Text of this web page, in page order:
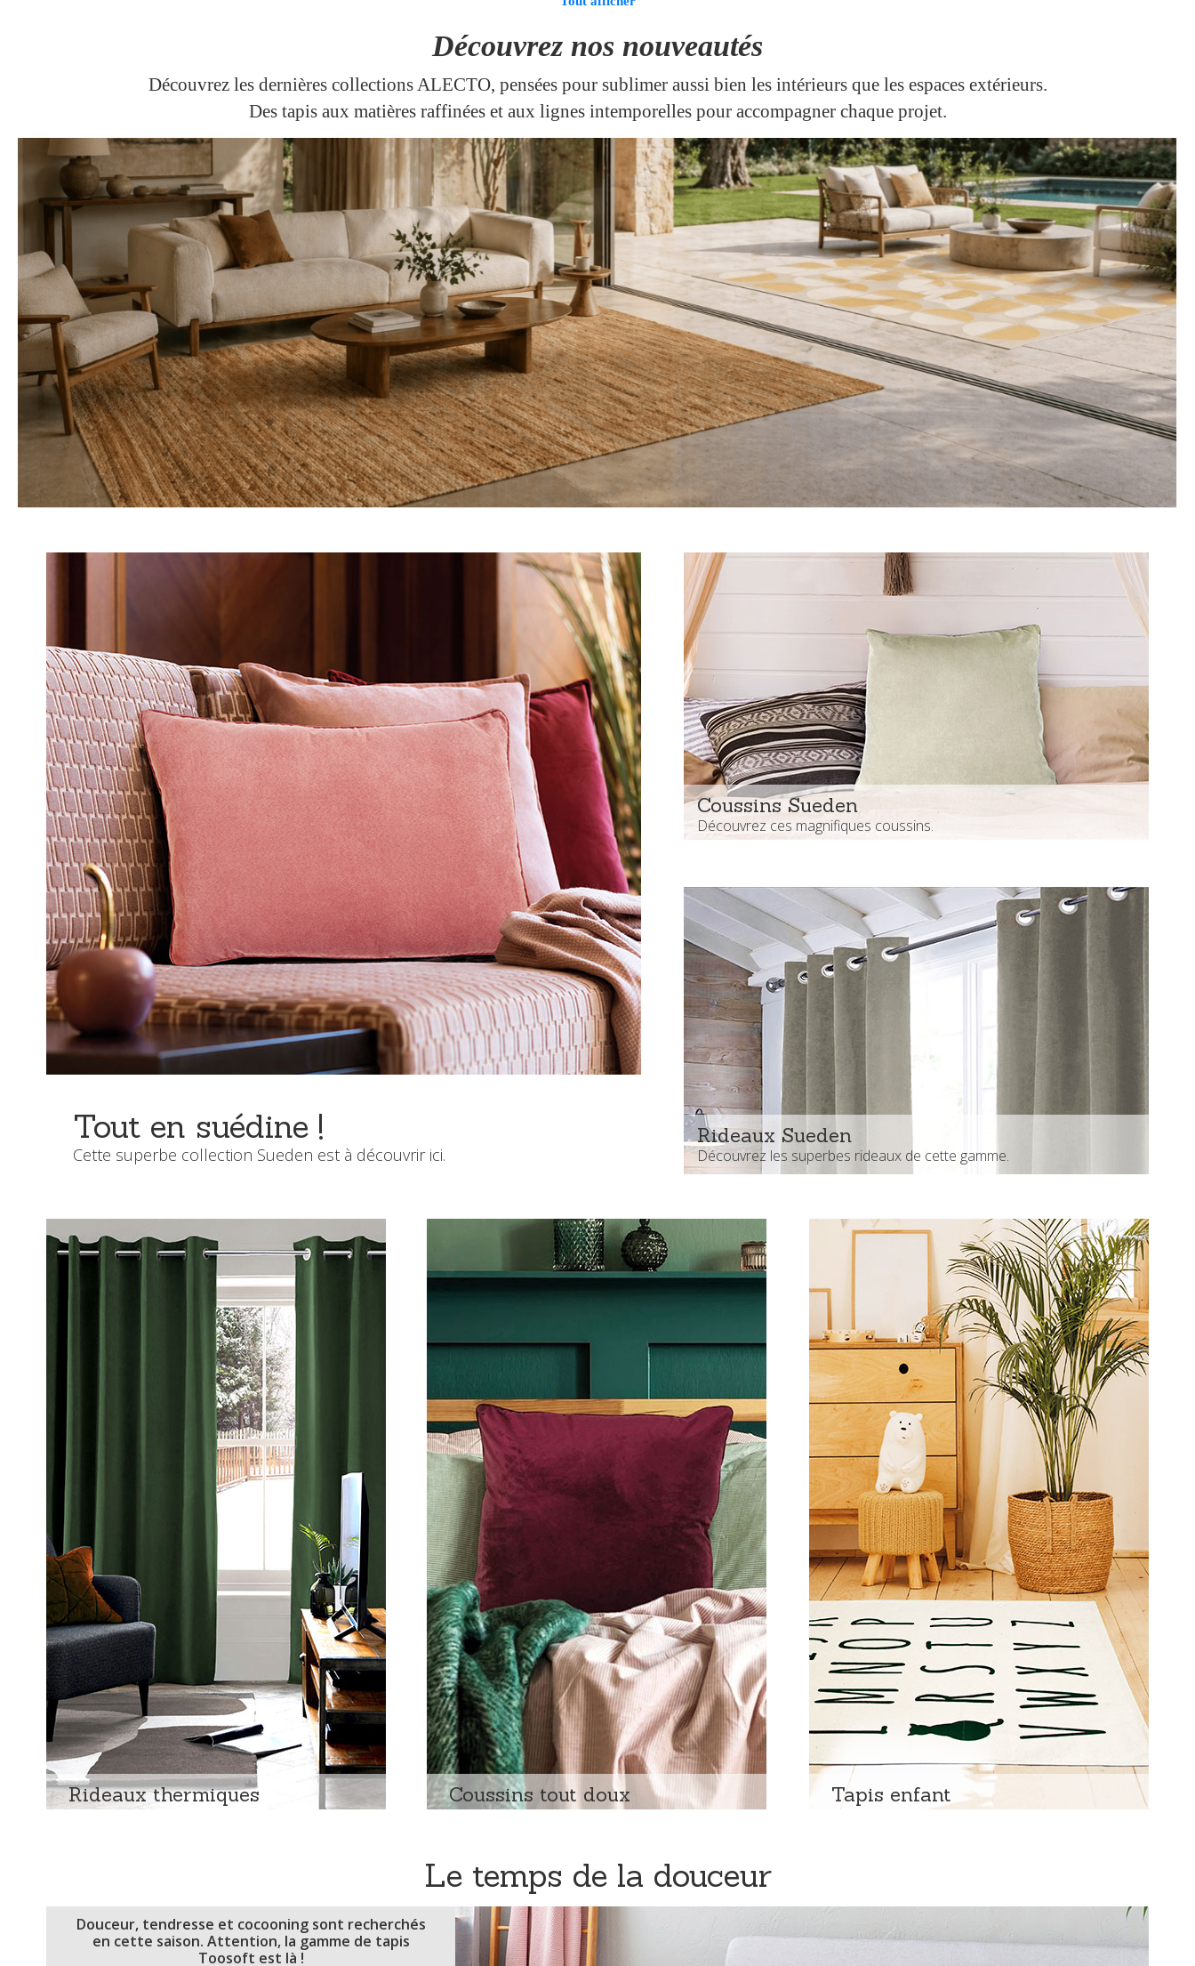
Découvrez nos nouveautés
Découvrez les dernières collections ALECTO, pensées pour sublimer aussi bien les intérieurs que les espaces extérieurs.
Des tapis aux matières raffinées et aux lignes intemporelles pour accompagner chaque projet.
Tout en suédine !
Cette superbe collection Sueden est à découvrir ici.
Coussins Sueden
Découvrez ces magnifiques coussins.
Rideaux Sueden
Découvrez les superbes rideaux de cette gamme.
Rideaux thermiques Coussins tout doux Tapis enfant
Le temps de la douceur
Douceur, tendresse et cocooning sont recherchés
en cette saison. Attention, la gamme de tapis
Toosoft est là !